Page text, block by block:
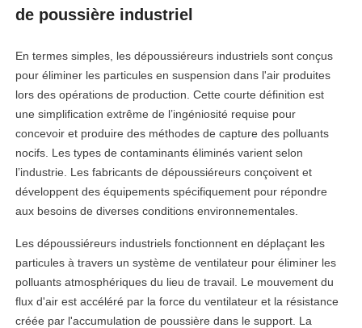
de poussière industriel
En termes simples, les dépoussiéreurs industriels sont conçus
pour éliminer les particules en suspension dans l'air produites
lors des opérations de production. Cette courte définition est
une simplification extrême de l’ingéniosité requise pour
concevoir et produire des méthodes de capture des polluants
nocifs. Les types de contaminants éliminés varient selon
l’industrie. Les fabricants de dépoussiéreurs conçoivent et
développent des équipements spécifiquement pour répondre
aux besoins de diverses conditions environnementales.
Les dépoussiéreurs industriels fonctionnent en déplaçant les
particules à travers un système de ventilateur pour éliminer les
polluants atmosphériques du lieu de travail. Le mouvement du
flux d'air est accéléré par la force du ventilateur et la résistance
créée par l'accumulation de poussière dans le support. La